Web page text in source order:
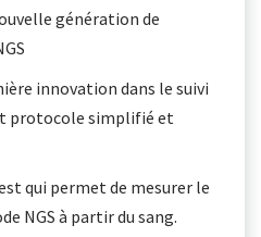
génération de
innovation dans le suivi
protocole simplifié et
qui permet de mesurer le
NGS à partir du sang.